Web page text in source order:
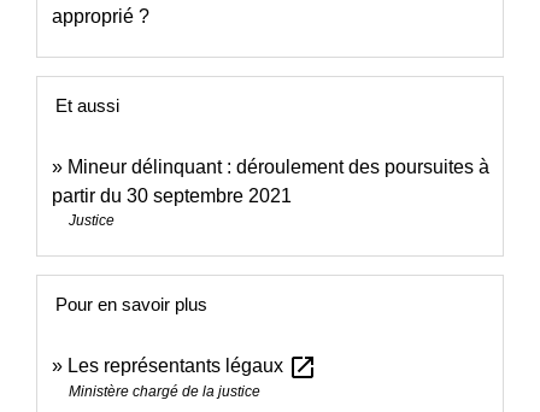
approprié ?
Et aussi
Mineur délinquant : déroulement des poursuites à
partir du 30 septembre 2021
Justice
Pour en savoir plus
Les représentants légaux open_in_new
Ministère chargé de la justice